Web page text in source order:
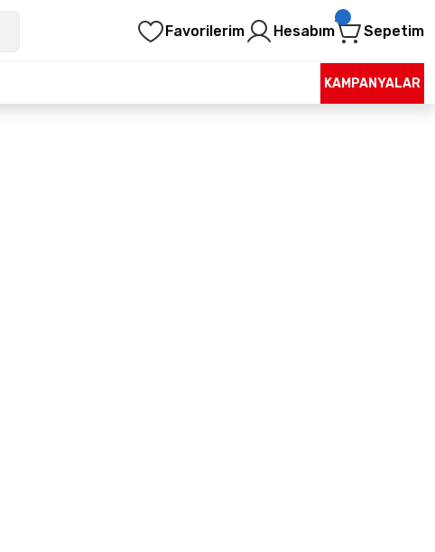
Favorilerim Hesabım Sepetim
KAMPANYALAR